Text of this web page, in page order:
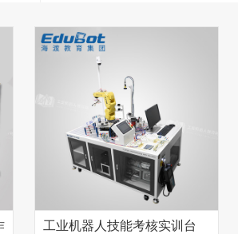
工业机器人技能考核实训台